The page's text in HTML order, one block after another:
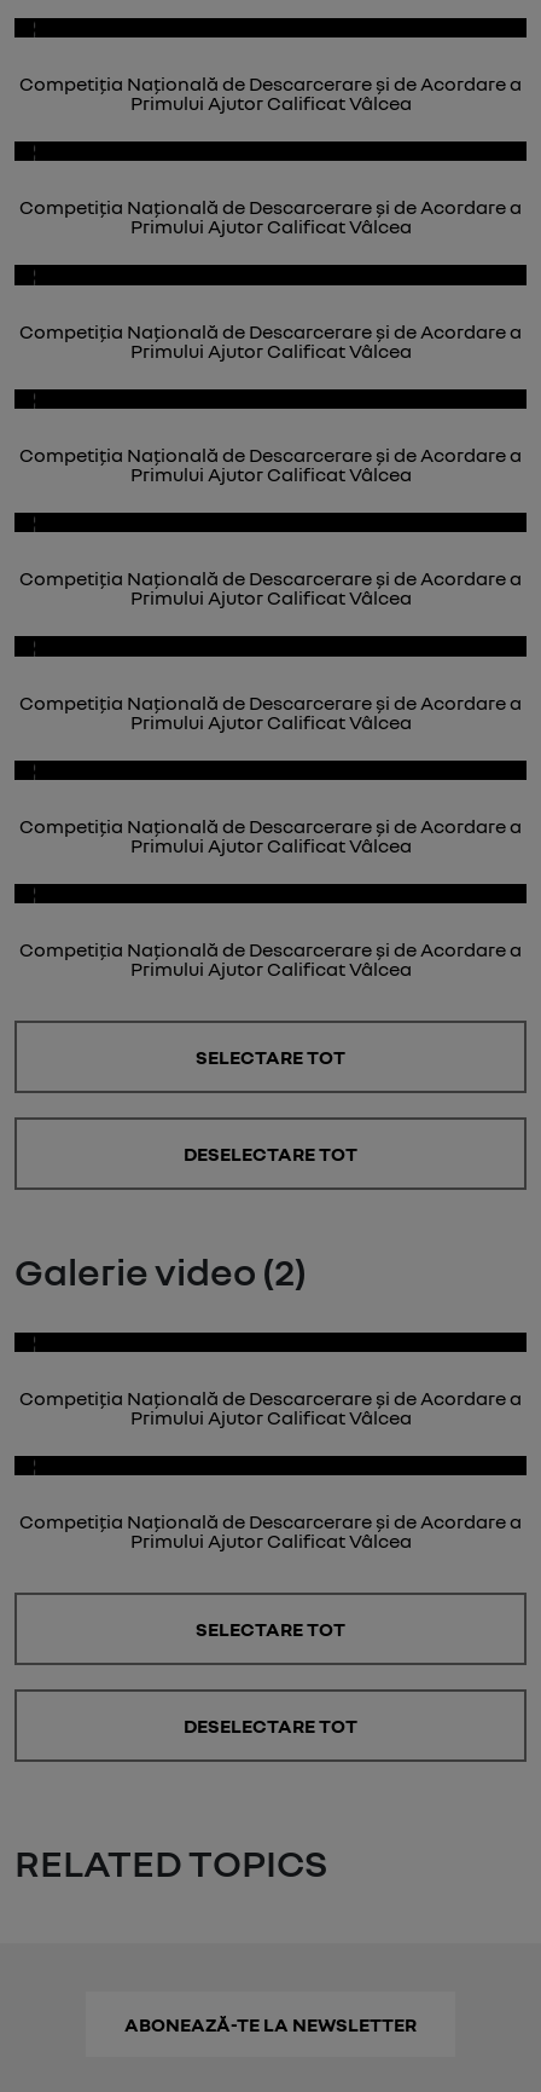
Competiția Națională de Descarcerare și de Acordare a
Primului Ajutor Calificat Vâlcea
Competiția Națională de Descarcerare și de Acordare a
Primului Ajutor Calificat Vâlcea
Competiția Națională de Descarcerare și de Acordare a
Primului Ajutor Calificat Vâlcea
Competiția Națională de Descarcerare și de Acordare a
Primului Ajutor Calificat Vâlcea
Competiția Națională de Descarcerare și de Acordare a
Primului Ajutor Calificat Vâlcea
Competiția Națională de Descarcerare și de Acordare a
Primului Ajutor Calificat Vâlcea
Competiția Națională de Descarcerare și de Acordare a
Primului Ajutor Calificat Vâlcea
Competiția Națională de Descarcerare și de Acordare a
Primului Ajutor Calificat Vâlcea
SELECTARE TOT
DESELECTARE TOT
Galerie video (2)
Competiția Națională de Descarcerare și de Acordare a
Primului Ajutor Calificat Vâlcea
Competiția Națională de Descarcerare și de Acordare a
Primului Ajutor Calificat Vâlcea
SELECTARE TOT
DESELECTARE TOT
RELATED TOPICS
ABONEAZĂ-TE LA NEWSLETTER